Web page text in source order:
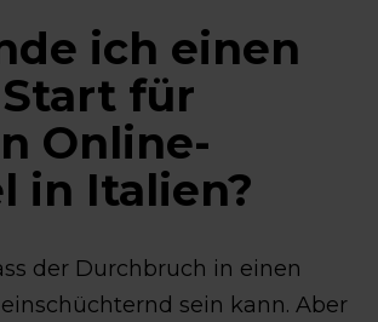
ich einen
für
Online-
in Italien?
der Durchbruch in einen
sein kann. Aber